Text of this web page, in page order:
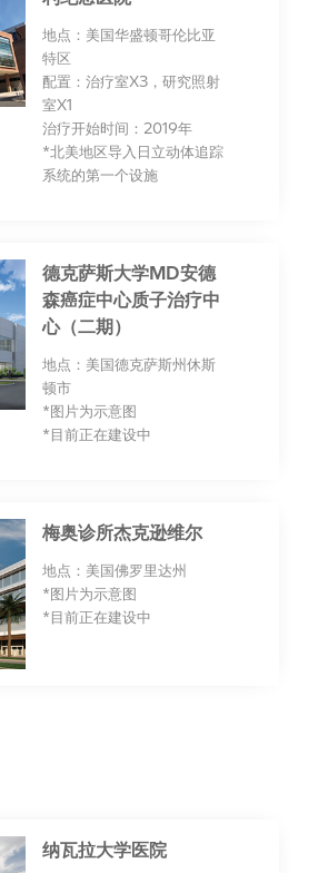
地点：美国华盛顿哥伦比亚
特区
配置：治疗室X3，研究照射
室X1
治疗开始时间：2019年
*北美地区导入日立动体追踪
系统的第一个设施
德克萨斯大学MD安德
森癌症中心质子治疗中
心（二期）
地点：美国德克萨斯州休斯
顿市
*图片为示意图
*目前正在建设中
梅奥诊所杰克逊维尔
地点：美国佛罗里达州
*图片为示意图
*目前正在建设中
纳瓦拉大学医院